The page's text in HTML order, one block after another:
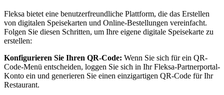
Fleksa bietet eine benutzerfreundliche Plattform, die das Erstellen
von digitalen Speisekarten und Online-Bestellungen vereinfacht.
Folgen Sie diesen Schritten, um Ihre eigene digitale Speisekarte zu
erstellen:
Konfigurieren Sie Ihren QR-Code: Wenn Sie sich für ein QR-
Code-Menü entscheiden, loggen Sie sich in Ihr Fleksa-Partnerportal-
Konto ein und generieren Sie einen einzigartigen QR-Code für Ihr
Restaurant.